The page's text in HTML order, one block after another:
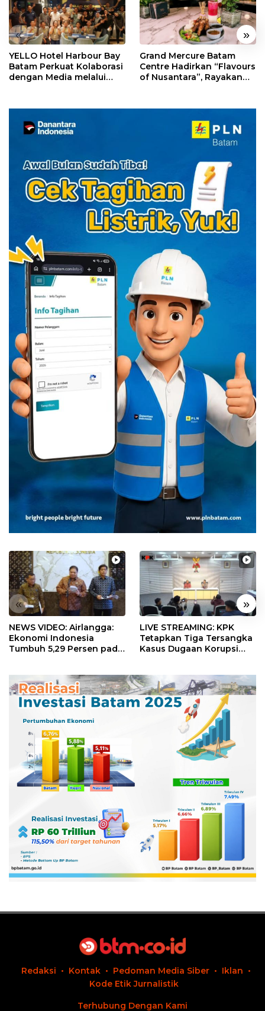
« »
YELLO Hotel Harbour Bay
Batam Perkuat Kolaborasi
dengan Media melalui
Grand Mercure Batam
Centre Hadirkan “Flavours
of Nusantara”, Rayakan
« »
NEWS VIDEO: Airlangga:
Ekonomi Indonesia
Tumbuh 5,29 Persen pada
LIVE STREAMING: KPK
Tetapkan Tiga Tersangka
Kasus Dugaan Korupsi
Redaksi Kontak Pedoman Media Siber
Iklan
Kode Etik Jurnalistik
Terhubung Dengan Kami